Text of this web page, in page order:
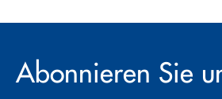
Abonnieren Sie